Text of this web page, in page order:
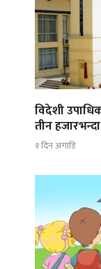
विदेशी
तीन हजारभन्दा
१ दिन अगाडि